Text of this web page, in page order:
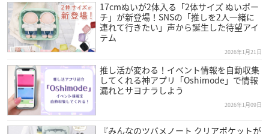
17cmぬいが2体入る「2体サイズ ぬいポー
チ」が新登場！SNSの「推しを2人一緒に
連れて行きたい」声から誕生した待望アイ
テム
2026年1月21日
推し活が変わる！イベント情報を自動収集
してくれる神アプリ「Oshimode」で情報
漏れとサヨナラしよう
2026年1月09日
『みんなのツバメノート クリアポケットが